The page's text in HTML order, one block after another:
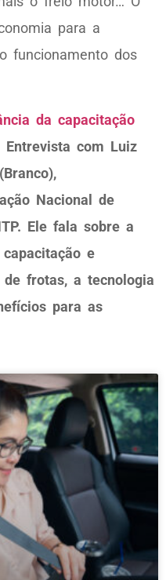
para a
funcionamento dos
da capacitação
Entrevista com Luiz
Nacional de
Ele fala sobre a
e
frotas, a tecnologia
para as